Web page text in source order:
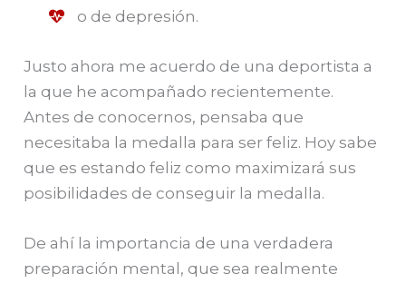
o de depresión.
Justo ahora me acuerdo de una deportista a
la que he acompañado recientemente.
Antes de conocernos, pensaba que
necesitaba la medalla para ser feliz. Hoy sabe
que es estando feliz como maximizará sus
posibilidades de conseguir la medalla.
De ahí la importancia de una verdadera
preparación mental, que sea realmente